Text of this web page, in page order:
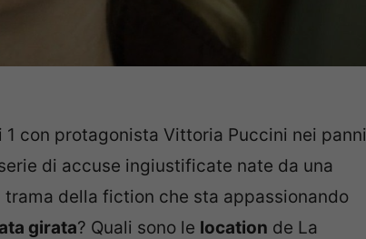
1 con protagonista Vittoria Puccini nei panni
di accuse ingiustificate nate da una
della fiction che sta appassionando
girata? Quali sono le location de La